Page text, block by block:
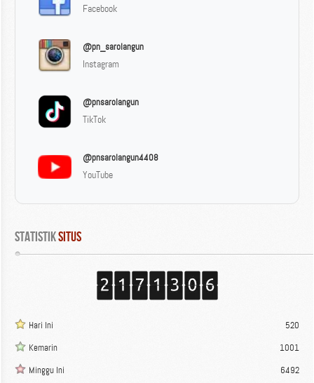
Facebook
@pn_sarolangun
Instagram
@pnsarolangun
TikTok
@pnsarolangun4408
YouTube
Statistik Situs
Hari Ini
520
Kemarin
1001
Minggu Ini
6492